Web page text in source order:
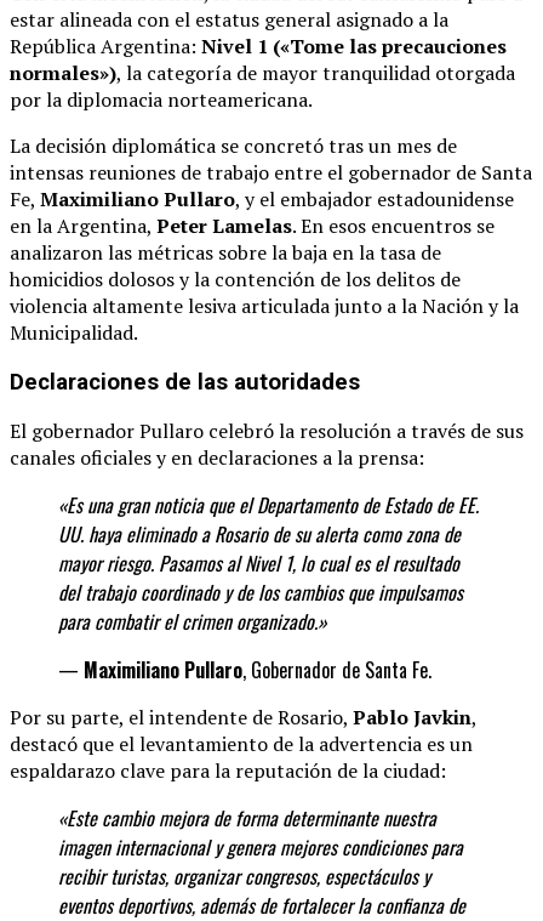
estar alineada con el estatus general asignado a la
República Argentina: Nivel 1 («Tome las precauciones
normales»), la categoría de mayor tranquilidad otorgada
por la diplomacia norteamericana.
La decisión diplomática se concretó tras un mes de
intensas reuniones de trabajo entre el gobernador de Santa
Fe, Maximiliano Pullaro, y el embajador estadounidense
en la Argentina, Peter Lamelas.En esos encuentros se
analizaron las métricas sobre la baja en la tasa de
homicidios dolosos y la contención de los delitos de
violencia altamente lesiva articulada junto a la Nación y la
Municipalidad.
Declaraciones de las autoridades
El gobernador Pullaro celebró la resolución a través de sus
canales oficiales y en declaraciones a la prensa:
«Es una gran noticia que el Departamento de Estado de EE.
UU. haya eliminado a Rosario de su alerta como zona de
mayor riesgo. Pasamos al Nivel 1, lo cual es el resultado
del trabajo coordinado y de los cambios que impulsamos
para combatir el crimen organizado.»
— Maximiliano Pullaro, Gobernador de Santa Fe.
Por su parte, el intendente de Rosario, Pablo Javkin,
destacó que el levantamiento de la advertencia es un
espaldarazo clave para la reputación de la ciudad:
«Este cambio mejora de forma determinantenuestra
imagen internacional y genera mejores condiciones para
recibir turistas, organizar congresos, espectáculos y
eventos deportivos, además de fortalecer la confianza de